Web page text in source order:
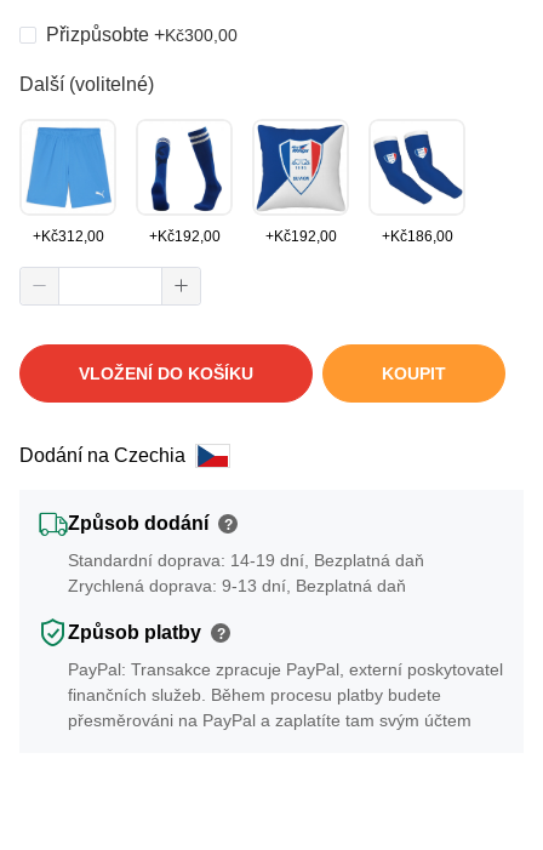
Přizpůsobte +Kč300,00
Další (volitelné)
+Kč312,00 +Kč192,00 +Kč192,00 +Kč186,00
VLOŽENÍ DO KOŠÍKU KOUPIT
Dodání na Czechia
Způsob dodání ?
Standardní doprava: 14-19 dní, Bezplatná daň
Zrychlená doprava: 9-13 dní, Bezplatná daň
Způsob platby ?
PayPal: Transakce zpracuje PayPal, externí poskytovatel
finančních služeb. Během procesu platby budete
přesměrováni na PayPal a zaplatíte tam svým účtem